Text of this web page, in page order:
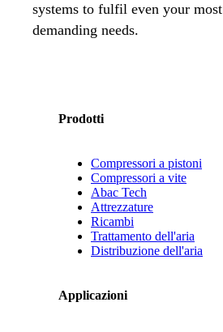
systems to fulfil even your most
demanding needs.
Prodotti
Compressori a pistoni
Compressori a vite
Abac Tech
Attrezzature
Ricambi
Trattamento dell'aria
Distribuzione dell'aria
Applicazioni